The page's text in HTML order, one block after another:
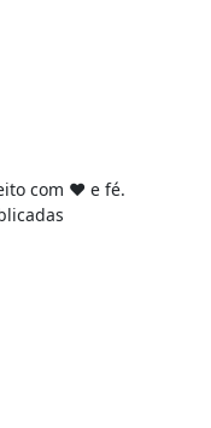
com ❤️ e fé.